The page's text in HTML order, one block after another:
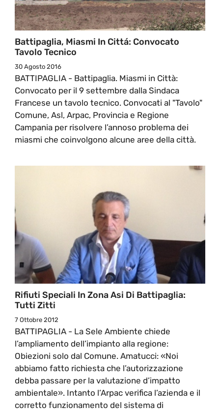
Battipaglia, Miasmi In Cittá: Convocato
Tavolo Tecnico
30 Agosto 2016
BATTIPAGLIA - Battipaglia. Miasmi in Città:
Convocato per il 9 settembre dalla Sindaca
Francese un tavolo tecnico. Convocati al "Tavolo"
Comune, Asl, Arpac, Provincia e Regione
Campania per risolvere l’annoso problema dei
miasmi che coinvolgono alcune aree della città.
Rifiuti Speciali In Zona Asi Di Battipaglia:
Tutti Zitti
7 Ottobre 2012
BATTIPAGLIA - La Sele Ambiente chiede
l’ampliamento dell’impianto alla regione:
Obiezioni solo dal Comune. Amatucci: «Noi
abbiamo fatto richiesta che l’autorizzazione
debba passare per la valutazione d’impatto
ambientale». Intanto l’Arpac verifica l’azienda e il
corretto funzionamento del sistema di